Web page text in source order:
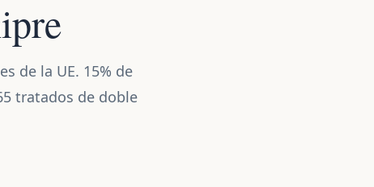
de la UE. 15% de
tratados de doble